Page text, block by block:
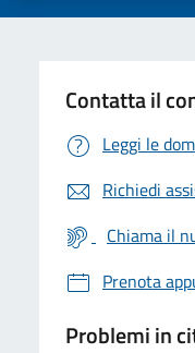
Contatta il
Leggi le
Richiedi
Chiama il
Prenota
Problemi in